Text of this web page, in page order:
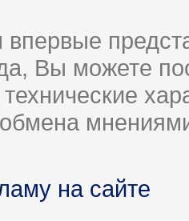
Вы можете
технические
на сайте